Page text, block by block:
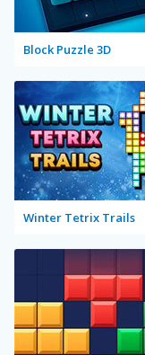
Block Puzzle 3D
Winter Tetrix Trails